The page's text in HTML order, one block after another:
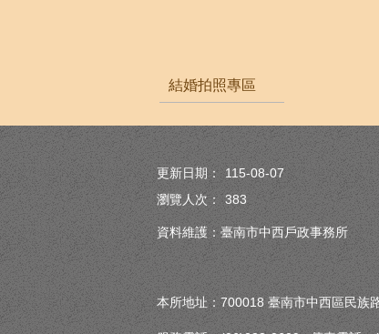
結婚拍照專區
更新日期：
115-08-07
瀏覽人次：
383
資料維護：臺南市中西戶政事務所
本所地址：700018 臺南市中西區民族